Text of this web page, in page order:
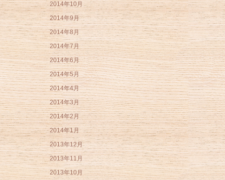
2014年10月
2014年9月
2014年8月
2014年7月
2014年6月
2014年5月
2014年4月
2014年3月
2014年2月
2014年1月
2013年12月
2013年11月
2013年10月